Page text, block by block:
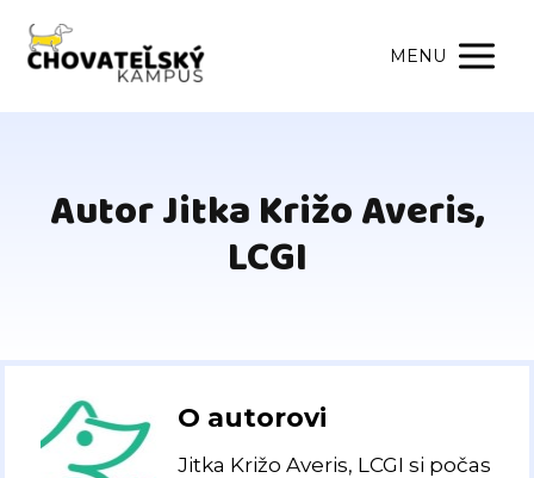
MENU
Autor Jitka Križo Averis,
LCGI
O autorovi
Jitka Križo Averis, LCGI si počas